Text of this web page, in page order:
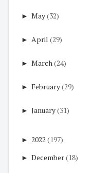
► May(32)
► April (29)
► March(24)
► February(29)
► January(31)
► 2022 (197)
► December(18)